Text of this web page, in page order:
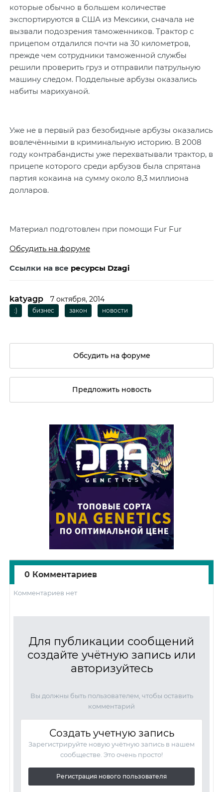
которые обычно в большем количестве
экспортируются в США из Мексики, сначала не
вызвали подозрения таможенников. Трактор с
прицепом отдалился почти на 30 километров,
прежде чем сотрудники таможенной службы
решили проверить груз и отправили патрульную
машину следом. Поддельные арбузы оказались
набиты марихуаной.
Уже не в первый раз безобидные арбузы оказались
вовлечёнными в криминальную историю. В 2008
году контрабандисты уже перехватывали трактор, в
прицепе которого среди арбузов была спрятана
партия кокаина на сумму около 8,3 миллиона
долларов.
Материал подготовлен при помощи Fur Fur
Обсудить на форуме
Ссылки на все ресурсы Dzagi
katyagp 7 октября, 2014
:) бизнес закон новости
Обсудить на форуме
Предложить новость
0 Комментариев
Комментариев нет
Для публикации сообщений
создайте учётную запись или
авторизуйтесь
Вы должны быть пользователем, чтобы оставить
комментарий
Создать учетную запись
Зарегистрируйте новую учётную запись в нашем
сообществе. Это очень просто!
Регистрация нового пользователя